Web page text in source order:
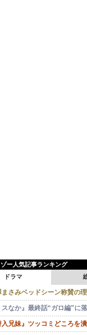
ー人気記事ランキング
ドラマ
まさみベッドシーン称賛の
スなか』最終話“ガロ編”に
入兄妹』ツッコミどころを